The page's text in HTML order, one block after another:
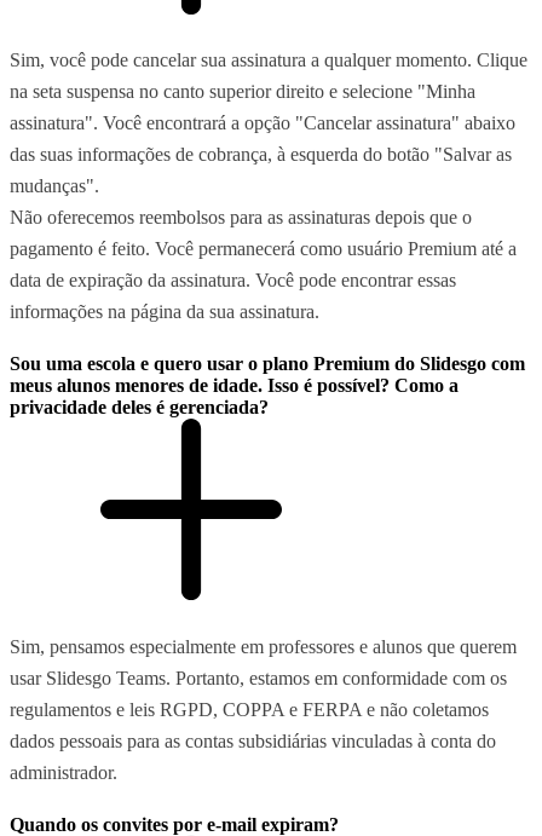
Sim, você pode cancelar sua assinatura a qualquer momento. Clique
na seta suspensa no canto superior direito e selecione "Minha
assinatura". Você encontrará a opção "Cancelar assinatura" abaixo
das suas informações de cobrança, à esquerda do botão "Salvar as
mudanças".
Não oferecemos reembolsos para as assinaturas depois que o
pagamento é feito. Você permanecerá como usuário Premium até a
data de expiração da assinatura. Você pode encontrar essas
informações na página da sua assinatura.
Sou uma escola e quero usar o plano Premium do Slidesgo com
meus alunos menores de idade. Isso é possível? Como a
privacidade deles é gerenciada?
Sim, pensamos especialmente em professores e alunos que querem
usar Slidesgo Teams. Portanto, estamos em conformidade com os
regulamentos e leis RGPD, COPPA e FERPA e não coletamos
dados pessoais para as contas subsidiárias vinculadas à conta do
administrador.
Quando os convites por e-mail expiram?